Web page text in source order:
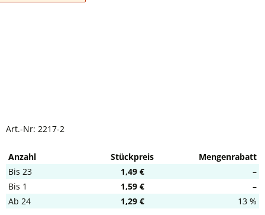
Art.-Nr: 2217-2
Anzahl Stückpreis
Mengenrabatt
Bis 23 1,49 €
–
Bis 1 1,59 €
–
Ab 24 1,29 €
13 %